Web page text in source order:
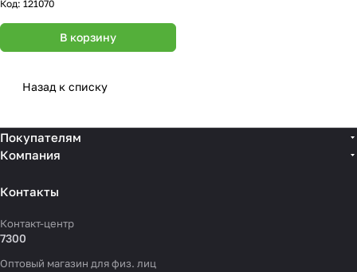
Код: 121070
В корзину
Назад к списку
Покупателям
Компания
Контакты
Контакт-центр
7300
Оптовый магазин для физ. лиц